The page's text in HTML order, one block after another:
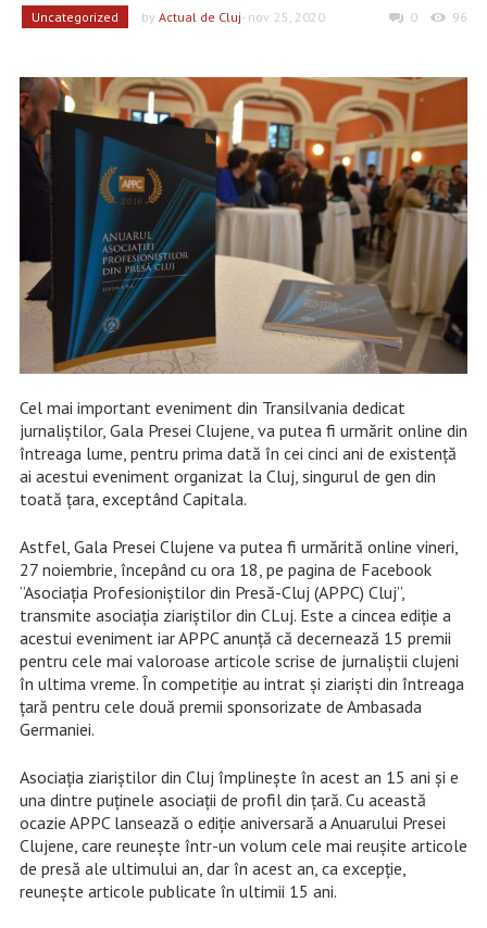
Uncategorized by Actual de Cluj- nov. 25, 2020 0 96
Cel mai important eveniment din Transilvania dedicat
jurnaliștilor, Gala Presei Clujene, va putea fi urmărit online din
întreaga lume, pentru prima dată în cei cinci ani de existență
ai acestui eveniment organizat la Cluj, singurul de gen din
toată țara, exceptând Capitala.
Astfel, Gala Presei Clujene va putea fi urmărită online vineri,
27 noiembrie, începând cu ora 18, pe pagina de Facebook
”Asociația Profesioniștilor din Presă-Cluj (APPC) Cluj”,
transmite asociația ziariștilor din CLuj. Este a cincea ediție a
acestui eveniment iar APPC anunță că decernează 15 premii
pentru cele mai valoroase articole scrise de jurnaliștii clujeni
în ultima vreme. În competiție au intrat și ziariști din întreaga
țară pentru cele două premii sponsorizate de Ambasada
Germaniei.
Asociația ziariștilor din Cluj împlinește în acest an 15 ani și e
una dintre puținele asociații de profil din țară. Cu această
ocazie APPC lansează o ediție aniversară a Anuarului Presei
Clujene, care reunește într-un volum cele mai reușite articole
de presă ale ultimului an, dar în acest an, ca excepție,
reunește articole publicate în ultimii 15 ani.